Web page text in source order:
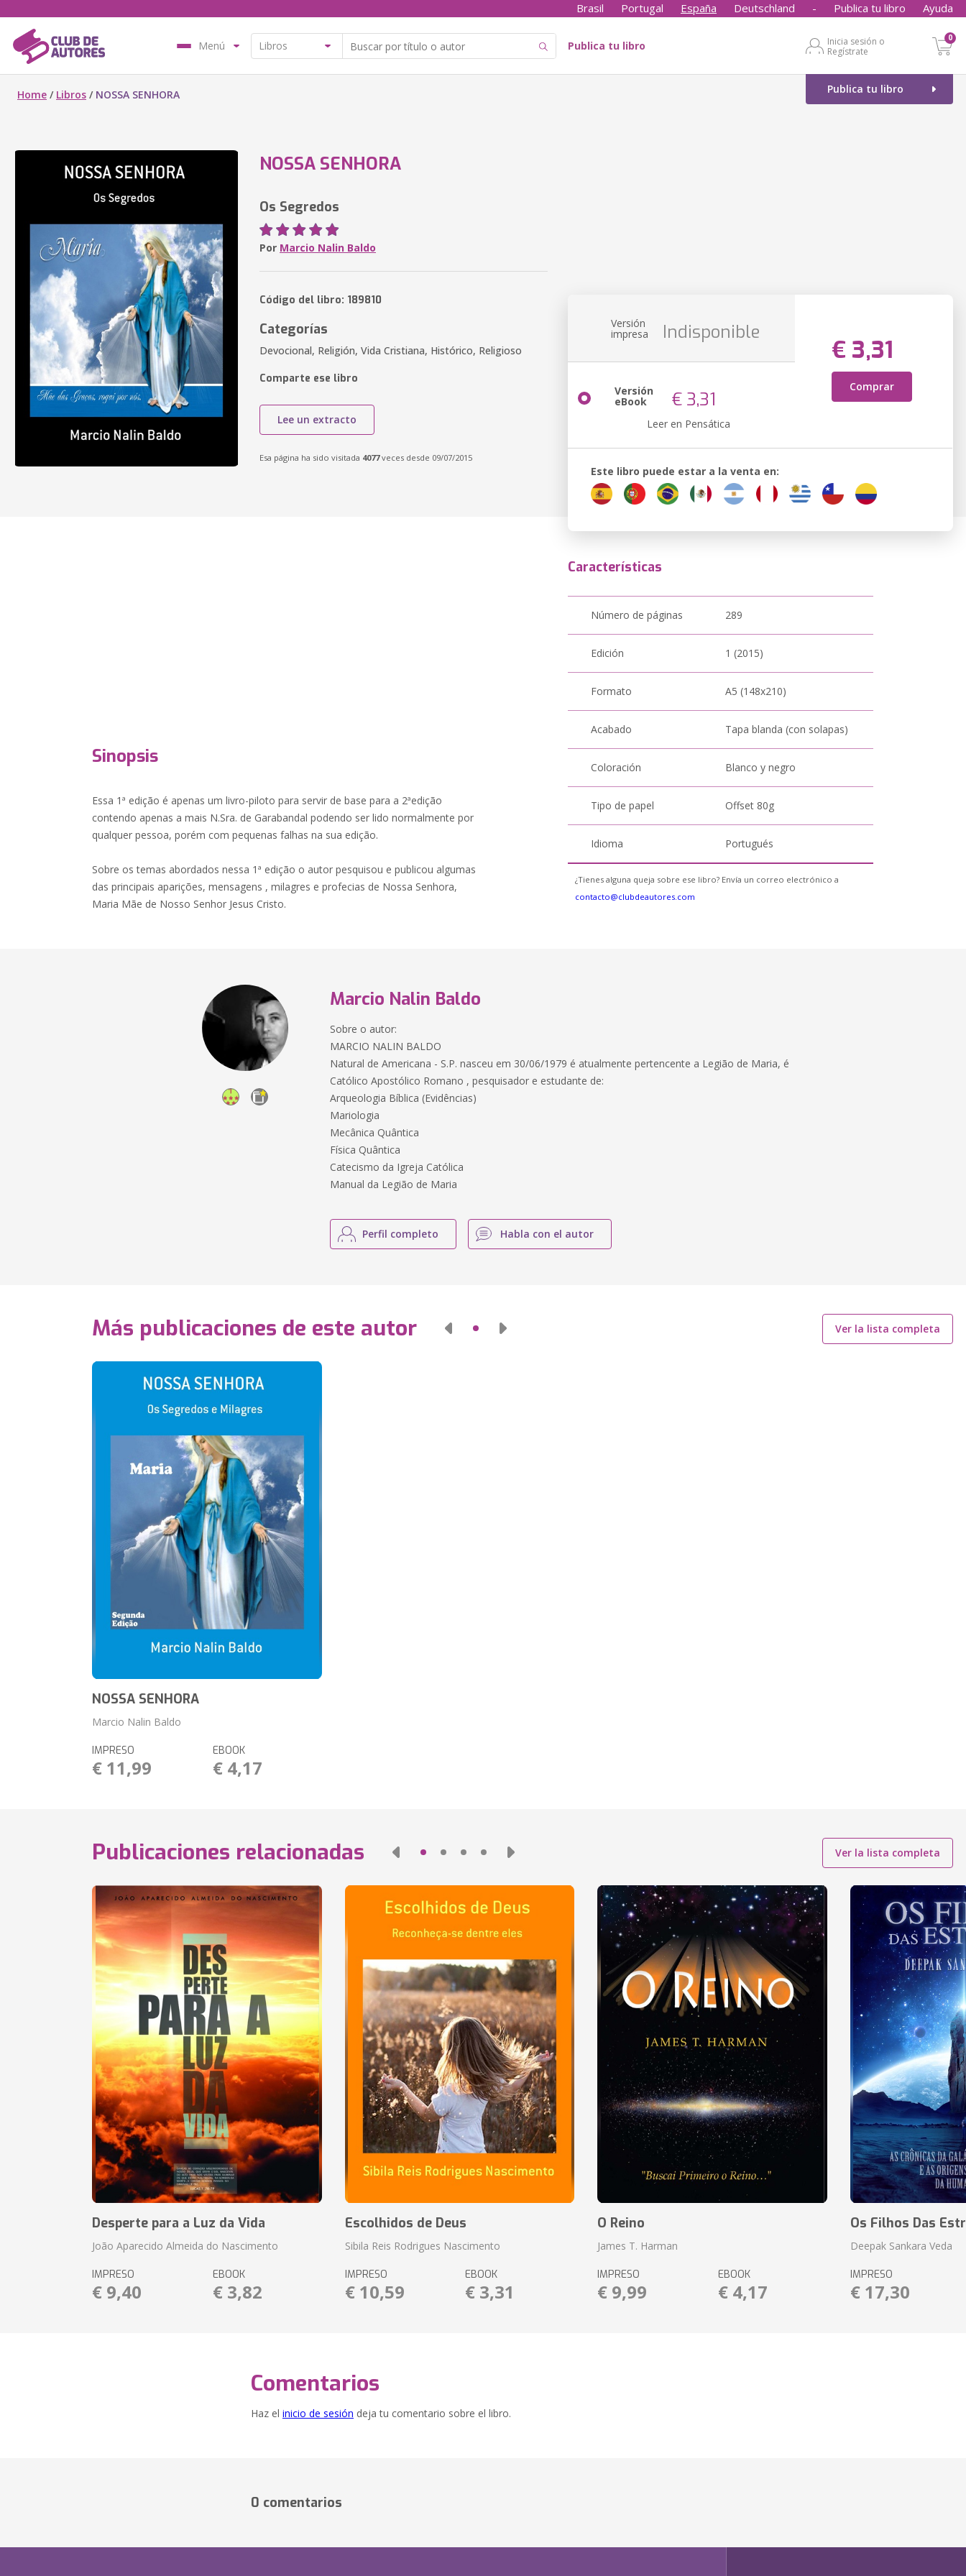
Brasil Portugal España Deutschland - Publica tu libro Ayuda
Menú Publica tu libro
Inicia sesión o
Regístrate
0
Publica tu libro
Home / Libros / NOSSA SENHORA
NOSSA SENHORA
Os Segredos
Por Marcio Nalin Baldo
Código del libro: 189810
Categorías
Devocional, Religión, Vida Cristiana, Histórico, Religioso
Comparte ese libro
Lee un extracto
Esa página ha sido visitada 4077veces desde 09/07/2015
Versión
impresa Indisponible
€ 3,31
Comprar
Versión
eBook € 3,31
Leer en Pensática
Este libro puede estar a la venta en:
Sinopsis
Essa 1ª edição é apenas um livro-piloto para servir de base para a 2ªedição
contendo apenas a mais N.Sra. de Garabandal podendo ser lido normalmente por
qualquer pessoa, porém com pequenas falhas na sua edição.
Sobre os temas abordados nessa 1ª edição o autor pesquisou e publicou algumas
das principais aparições, mensagens , milagres e profecias de Nossa Senhora,
Maria Mãe de Nosso Senhor Jesus Cristo.
Características
Número de páginas 289
Edición 1 (2015)
Formato A5 (148x210)
Acabado Tapa blanda (con solapas)
Coloración Blanco y negro
Tipo de papel Offset 80g
Idioma Portugués
¿Tienes alguna queja sobre ese libro? Envía un correo electrónico a
contacto@clubdeautores.com
Marcio Nalin Baldo
Sobre o autor:
MARCIO NALIN BALDO
Natural de Americana - S.P. nasceu em 30/06/1979 é atualmente pertencente a Legião de Maria, é
Católico Apostólico Romano , pesquisador e estudante de:
Arqueologia Bíblica (Evidências)
Mariologia
Mecânica Quântica
Física Quântica
Catecismo da Igreja Católica
Manual da Legião de Maria
Perfil completo Habla con el autor
Más publicaciones de este autor Ver la lista completa
NOSSA SENHORA
Marcio Nalin Baldo
IMPRESO
€ 11,99
EBOOK
€ 4,17
Publicaciones relacionadas Ver la lista completa
Desperte para a Luz da Vida
João Aparecido Almeida do Nascimento
IMPRESO
€ 9,40
EBOOK
€ 3,82
Escolhidos de Deus
Sibila Reis Rodrigues Nascimento
IMPRESO
€ 10,59
EBOOK
€ 3,31
O Reino
James T. Harman
IMPRESO
€ 9,99
EBOOK
€ 4,17
Os Filhos Das
Deepak Sankara Veda
IMPRESO
€ 17,30
Comentarios
Haz el inicio de sesión deja tu comentario sobre el libro.
0 comentarios